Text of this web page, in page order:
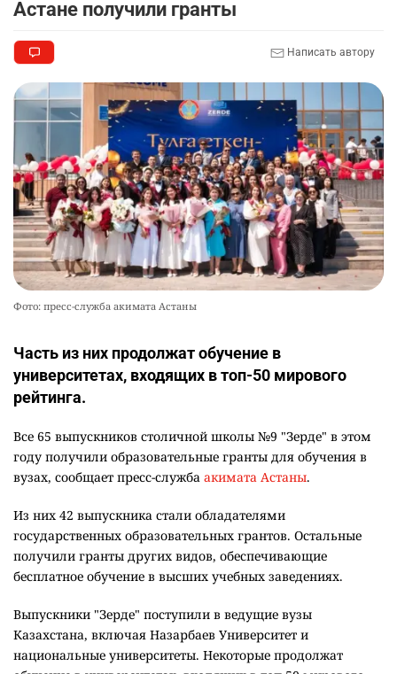
Астане получили гранты
Написать автору
Фото: пресс-служба акимата Астаны
Часть из них продолжат обучение в
университетах, входящих в топ-50 мирового
рейтинга.
Все 65 выпускников столичной школы №9 "Зерде" в этом
году получили образовательные гранты для обучения в
вузах, сообщает пресс-служба акимата Астаны.
Из них 42 выпускника стали обладателями
государственных образовательных грантов. Остальные
получили гранты других видов, обеспечивающие
бесплатное обучение в высших учебных заведениях.
Выпускники "Зерде" поступили в ведущие вузы
Казахстана, включая Назарбаев Университет и
национальные университеты. Некоторые продолжат